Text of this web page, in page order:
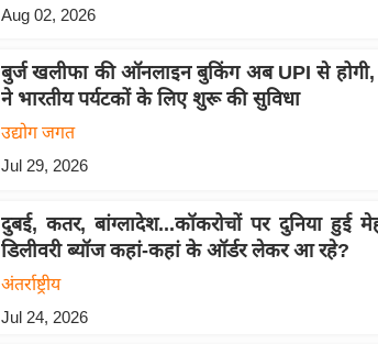
Aug 02, 2026
बुर्ज खलीफा की ऑनलाइन बुकिंग अब UPI से
ने भारतीय पर्यटकों के लिए शुरू की सुविधा
उद्योग जगत
Jul 29, 2026
दुबई, कतर, बांग्लादेश...कॉकरोचों पर दुनिया हुई
डिलीवरी ब्यॉज कहां-कहां के ऑर्डर लेकर आ रहे?
अंतर्राष्ट्रीय
Jul 24, 2026